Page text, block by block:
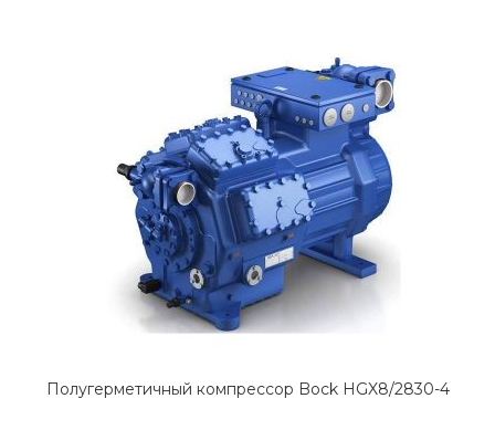
Полугерметичный компрессор Bock HGX8/2830-4